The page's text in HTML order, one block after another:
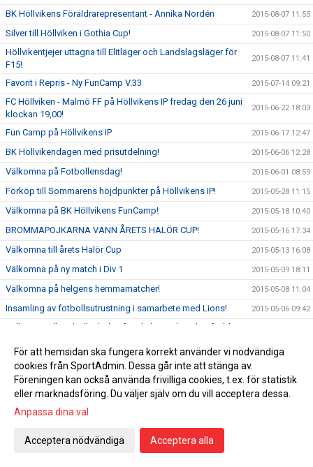
BK Höllvikens Föräldrarepresentant - Annika Nordén 2015-08-07 11:55
Silver till Höllviken i Gothia Cup! 2015-08-07 11:50
Höllvikentjejer uttagna till Elitläger och Landslagsläger för
F15!
2015-08-07 11:41
Favorit i Repris - Ny FunCamp V.33 2015-07-14 09:21
FC Höllviken - Malmö FF på Höllvikens IP fredag den 26 juni
klockan 19,00!
2015-06-22 18:03
Fun Camp på Höllvikens IP 2015-06-17 12:47
BK Höllvikendagen med prisutdelning! 2015-06-06 12:28
Välkomna på Fotbollensdag! 2015-06-01 08:59
Förköp till Sommarens höjdpunkter på Höllvikens IP! 2015-05-28 11:15
Välkomna på BK Höllvikens FunCamp! 2015-05-18 10:40
BROMMAPOJKARNA VANN ÅRETS HALÖR CUP! 2015-05-16 17:34
Välkomna till årets Halör Cup 2015-05-13 16:08
Välkomna på ny match i Div 1 2015-05-09 18:11
Välkomna på helgens hemmamatcher! 2015-05-08 11:04
Insamling av fotbollsutrustning i samarbete med Lions! 2015-05-06 09:42
Välkomna till Fotbollsskolan för Flickor och Pojkar födda
ÄNTLIGEN SERIEPREMIÄR!! 2015-04-10 10:46
Näset Cup tackar för i år! 2015-04-06 22:05
Välkomna till BK Höllviken F08/09! 2015-04-01 23:03
BK Höllvikens Påsklovsträning!
Slutspelet i Skåne VM för P02
För att hemsidan ska fungera korrekt använder vi nödvändiga
cookies från SportAdmin. Dessa går inte att stänga av.
Föreningen kan också använda frivilliga cookies, t.ex. för statistik
eller marknadsföring. Du väljer själv om du vill acceptera dessa.
Anpassa dina val
Acceptera nödvändiga Acceptera alla